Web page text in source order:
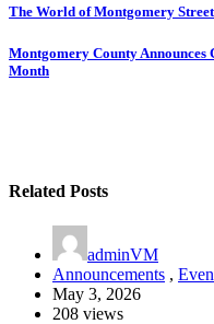
Post
navigation
The World of Montgomery
Montgomery County
Month
Related Posts
adminVM
Announcements ,
May 3, 2026
208 views